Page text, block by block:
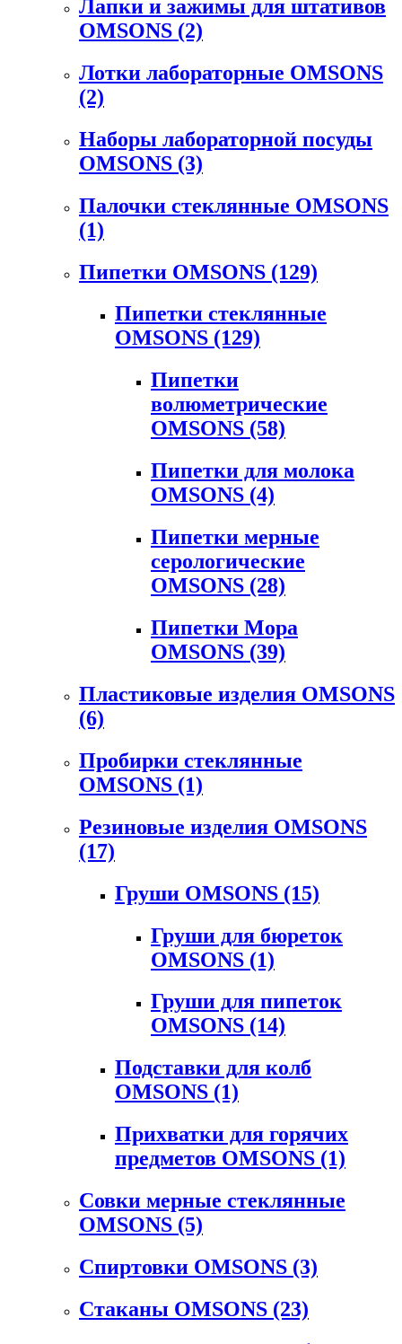
Лапки и зажимы для штативов
OMSONS (2)
Лотки лабораторные OMSONS
(2)
Наборы лабораторной посуды
OMSONS (3)
Палочки стеклянные OMSONS
(1)
Пипетки OMSONS (129)
Пипетки стеклянные
OMSONS (129)
Пипетки
волюметрические
OMSONS (58)
Пипетки для молока
OMSONS (4)
Пипетки мерные
серологические
OMSONS (28)
Пипетки Мора
OMSONS (39)
Пластиковые изделия OMSONS
(6)
Пробирки стеклянные
OMSONS (1)
Резиновые изделия OMSONS
(17)
Груши OMSONS (15)
Груши для бюреток
OMSONS (1)
Груши для пипеток
OMSONS (14)
Подставки для колб
OMSONS (1)
Прихватки для горячих
предметов OMSONS (1)
Совки мерные стеклянные
OMSONS (5)
Спиртовки OMSONS (3)
Стаканы OMSONS (23)